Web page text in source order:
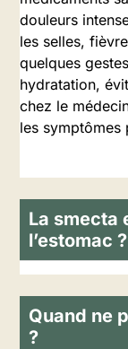
douleurs
les selles,
quelques
hydratation,
chez le
les symptômes
La smecta
l’estomac ?
Quand ne
?